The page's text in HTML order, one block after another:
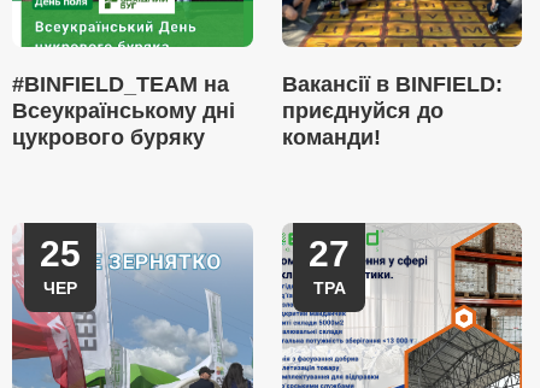
#BINFIELD_TEAM на
Всеукраїнському дні
цукрового буряку
Вакансії в BINFIELD:
приєднуйся до
команди!
25
ЧЕР
27
ТРА